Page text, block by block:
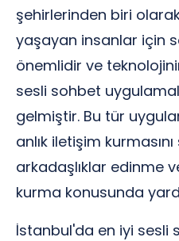
şehirlerinden biri
yaşayan insanlar için
önemlidir ve
sesli sohbet
gelmiştir. Bu tür
anlık iletişim
arkadaşlıklar edinme
kurma konusunda
İstanbul'da en iyi sesli